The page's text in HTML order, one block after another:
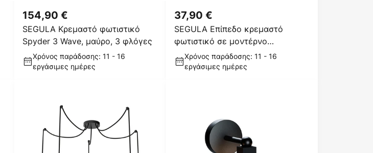
SEGULA Κρεμαστό φωτιστικό
Spyder 3 Wave, μαύρο, 3 φλόγες
154,90 €
Χρόνος παράδοσης: 11 - 16
εργάσιμες ημέρες
SEGULA Επίπεδο κρεμαστό
φωτιστικό σε μοντέρνο
σχεδιασμό
37,90 €
Χρόνος παράδοσης: 11 - 16
εργάσιμες ημέρες